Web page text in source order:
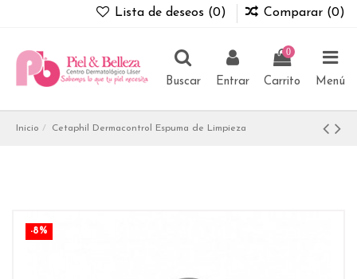
Lista de deseos (0) Comparar (0)
Buscar Entrar
0
Carrito Menú
Inicio Cetaphil Dermacontrol Espuma de Limpieza
-8%